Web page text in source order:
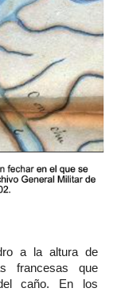
a la altura de
francesas que
caño. En los